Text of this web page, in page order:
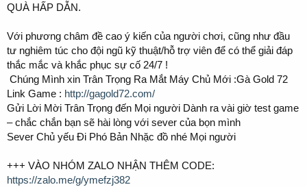
QUÀ HẤP DẪN.
Với phương châm đề cao ý kiến của người chơi, cũng như đầu
tư nghiêm túc cho đội ngũ kỹ thuật/hỗ trợ viên để có thể giải đáp
thắc mắc và khắc phục sự cố 24/7 !
️ Chúng Mình xin Trân Trọng Ra Mắt Máy Chủ Mới :Gà Gold 72
Link Game : http://gagold72.com/
Gửi Lời Mời Trân Trọng đến Mọi người Dành ra vài giờ test game
– chắc chắn bạn sẽ hài lòng với sever của bọn mình
Sever Chủ yếu Đi Phó Bản Nhặc đồ nhé Mọi người
+++ VÀO NHÓM ZALO NHẬN THÊM CODE:
https://zalo.me/g/ymefzj382